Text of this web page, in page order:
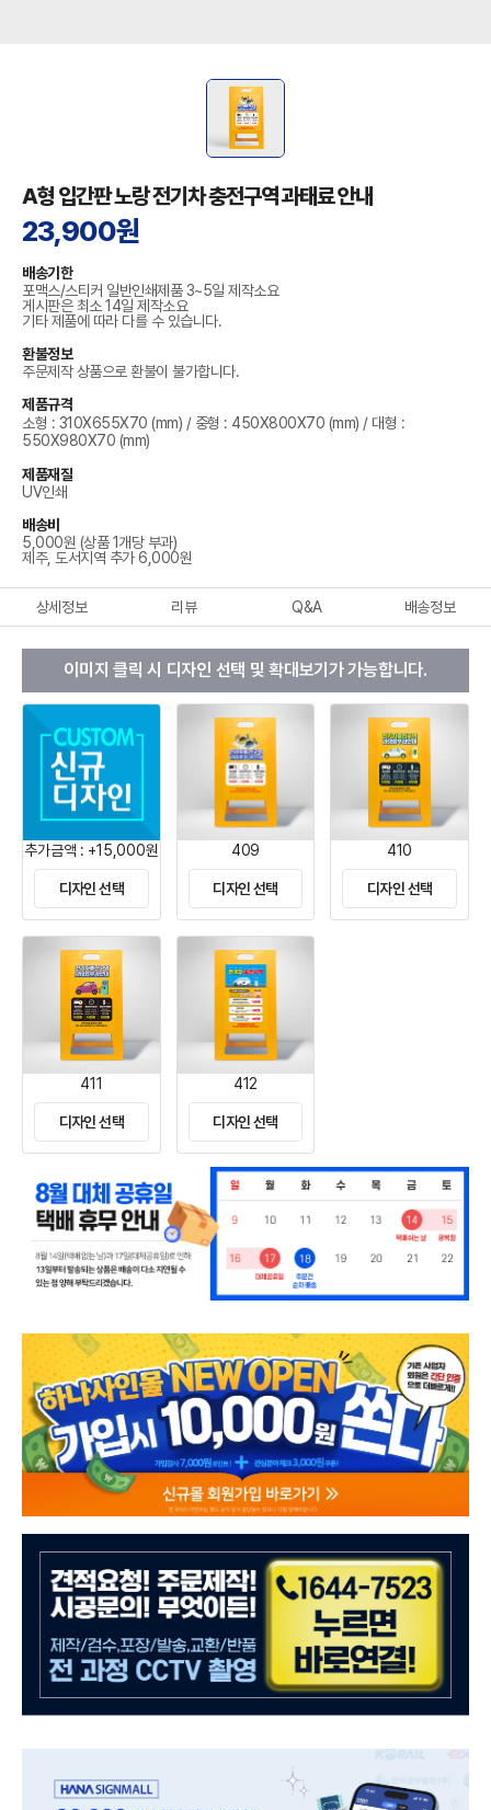
A형 입간판 노랑 전기차 충전구역 과태료 안내
23,900원
배송기한
포맥스/스티커 일반인쇄제품 3~5일 제작소요
게시판은 최소 14일 제작소요
기타 제품에 따라 다를 수 있습니다.
환불정보
주문제작 상품으로 환불이 불가합니다.
제품규격
소형 : 310X655X70 (mm) / 중형 : 450X800X70 (mm) / 대형 :
550X980X70 (mm)
제품재질
UV인쇄
배송비
5,000원 (상품 1개당 부과)
제주, 도서지역 추가 6,000원
상세정보 리뷰 Q&A 배송정보
이미지 클릭 시 디자인 선택 및 확대보기가 가능합니다.
추가금액 : +15,000원
디자인 선택
409
디자인 선택
410
디자인 선택
411
디자인 선택
412
디자인 선택